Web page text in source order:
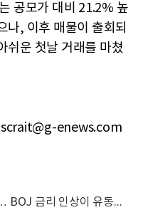
공모가 대비 21.2% 높
나, 이후 매물이 출회되
쉬운 첫날 거래를 마쳤
enews.com
日 닛케이 지수, 장중 7만선 돌파… BOJ 금리 인상이 유동성 랠리 자극